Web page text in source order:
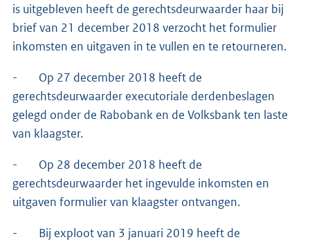
is uitgebleven heeft de gerechtsdeurwaarder haar bij
brief van 21 december 2018 verzocht het formulier
inkomsten en uitgaven in te vullen en te retourneren.
- Op 27 december 2018 heeft de
gerechtsdeurwaarder executoriale derdenbeslagen
gelegd onder de Rabobank en de Volksbank ten laste
van klaagster.
- Op 28 december 2018 heeft de
gerechtsdeurwaarder het ingevulde inkomsten en
uitgaven formulier van klaagster ontvangen.
- Bij exploot van 3 januari 2019 heeft de